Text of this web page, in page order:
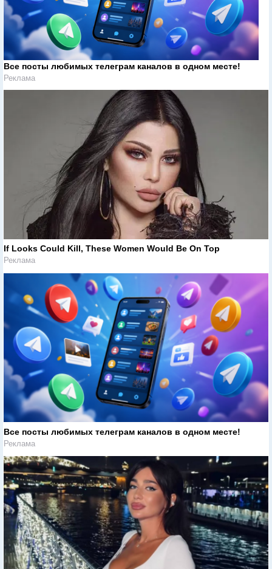
Все посты любимых телеграм каналов в одном месте!
Реклама
If Looks Could Kill, These Women Would Be On Top
Реклама
Все посты любимых телеграм каналов в одном месте!
Реклама